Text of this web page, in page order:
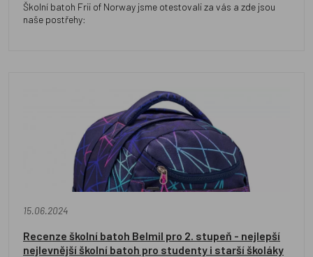
Školní batoh Frii of Norway jsme otestovali za vás a zde jsou
naše postřehy:
15.06.2024
Recenze školní batoh Belmil pro 2. stupeň - nejlepší
nejlevnější školní batoh pro studenty i starší školáky